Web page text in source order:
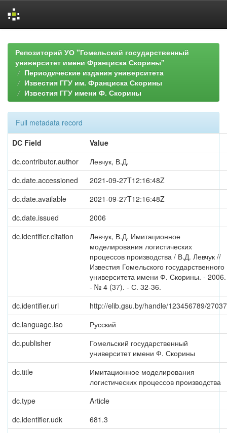
navigationРепозиторий УО "Гомельский государственный
университет имени Франциска Скорины"
Периодические издания университета
Известия ГГУ им. Франциска Скорины
Известия ГГУ имени Ф. Скорины
Full metadata record
DC Field
Value
dc.contributor.author
Левчук, В.Д.
dc.date.accessioned
2021-09-27T12:16:48Z
dc.date.available
2021-09-27T12:16:48Z
dc.date.issued
2006
dc.identifier.citation
Левчук, В.Д. Имитационное
моделирования логистических
процессов производства / В.Д. Левчук //
Известия Гомельского государственного
университета имени Ф. Скорины. - 2006.
- № 4 (37). - С. 32-36.
dc.identifier.uri
http://elib.gsu.by/handle/123456789/27037
dc.language.iso
Русский
dc.publisher
Гомельский государственный
университет имени Ф. Скорины
dc.title
Имитационное моделирования
логистических процессов производства
dc.type
Article
dc.identifier.udk
681.3